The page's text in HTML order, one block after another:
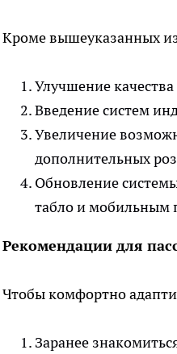
Кроме вышеуказанных
Улучшение
Введение систем
Увеличение
дополнительных
Обновление
табло и мобильным
Рекомендации для
Чтобы комфортно
Заранее